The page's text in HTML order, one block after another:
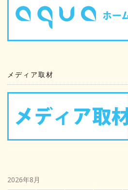
ョ
ン
メディア取材
2026年8月